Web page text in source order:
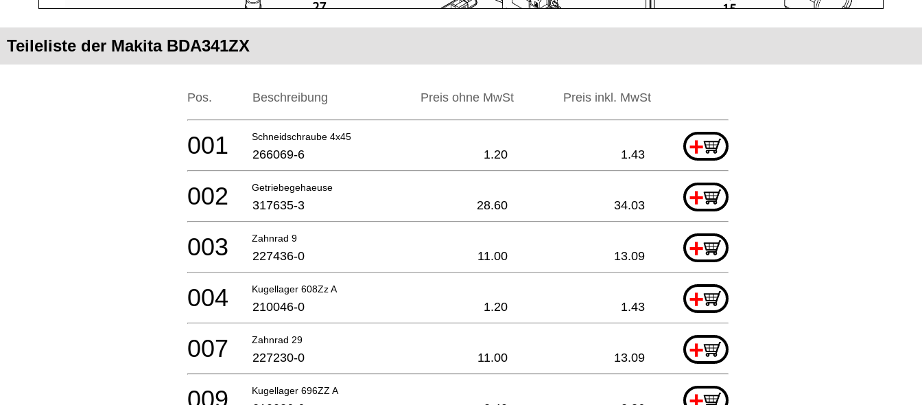
Teileliste der Makita BDA341ZX
Pos. Beschreibung Preis ohne MwSt Preis inkl. MwSt
Schneidschraube 4x45 +
001 266069-6 1.20 1.43
Getriebegehaeuse +
002 317635-3 28.60 34.03
Zahnrad 9 +
003 227436-0 11.00 13.09
Kugellager 608Zz A +
004 210046-0 1.20 1.43
Zahnrad 29 +
007 227230-0 11.00 13.09
Kugellager 696ZZ A
009